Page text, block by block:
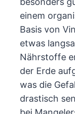
einem
Basis von
etwas
Nährstoffe
der Erde
was die
drastisch